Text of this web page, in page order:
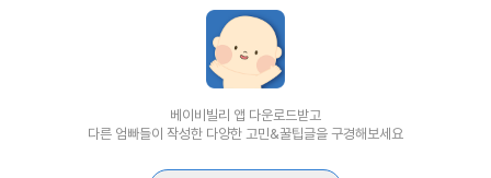
베이비빌리 앱 다운로드받고
다른 엄빠들이 작성한 다양한 고민&꿀팁글을 구경해보세요